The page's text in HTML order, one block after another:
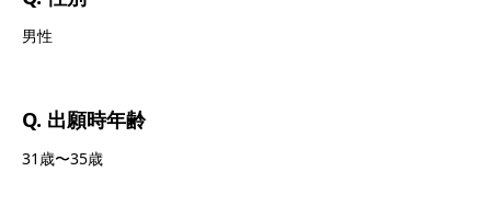
男性
Q. 出願時年齢
31歳〜35歳